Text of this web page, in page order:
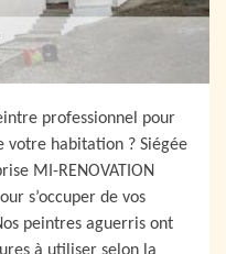
professionnel pour
votre habitation ? Siégée
MI-RENOVATION
s’occuper de vos
peintres aguerris ont